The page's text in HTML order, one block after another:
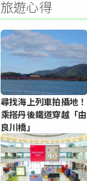
旅遊心得
尋找海上列車拍攝地！
乘搭丹後鐵道穿越「由
良川橋」